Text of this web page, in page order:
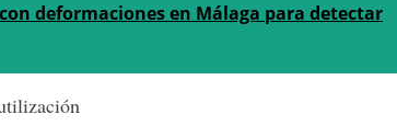
deformaciones en Málaga para detectar